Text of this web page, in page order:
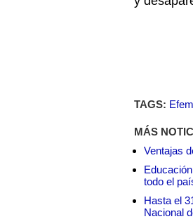
TAGS:
MÁS
Ventajas
todo el
Hasta el
Nacional